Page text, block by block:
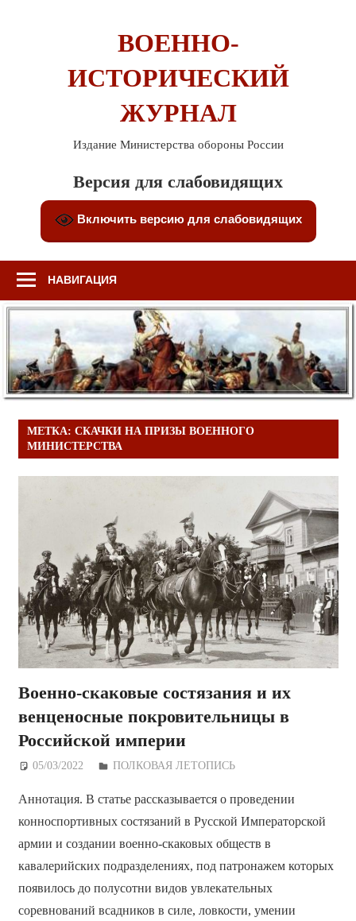
ВОЕННО-
ИСТОРИЧЕСКИЙ
ЖУРНАЛ
Издание Министерства обороны России
Версия для слабовидящих
Включить версию для слабовидящих
НАВИГАЦИЯ
МЕТКА: СКАЧКИ НА ПРИЗЫ ВОЕННОГО
МИНИСТЕРСТВА
Военно-скаковые состязания и их
венценосные покровительницы в
Российской империи
05/03/2022 Дежурный по Редакции
ПОЛКОВАЯ ЛЕТОПИСЬ
Аннотация. В статье рассказывается о проведении
конноспортивных состязаний в Русской Императорской
армии и создании военно-скаковых обществ в
кавалерийских подразделениях, под патронажем которых
появилось до полусотни видов увлекательных
соревнований всадников в силе, ловкости, умении